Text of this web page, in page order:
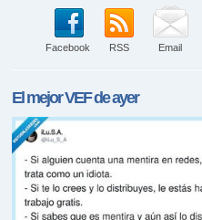
Facebook RSS Email
El mejorVEFde ayer